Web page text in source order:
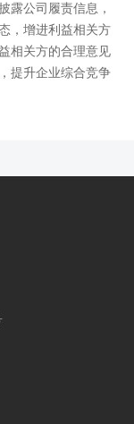
露公司履责信息，
，增进利益相关方
相关方的合理意见
提升企业综合竞争